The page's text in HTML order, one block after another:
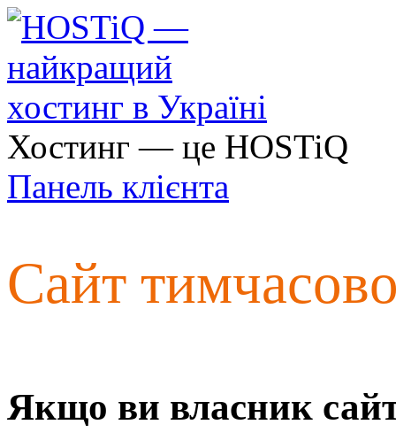
Хостинг — це HOSTiQ
Панель клієнта
Сайт
Якщо ви власник